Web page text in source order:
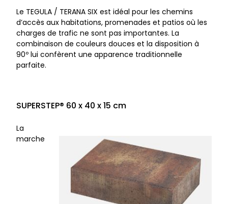
Le TEGULA / TERANA SIX est idéal pour les chemins
d’accès aux habitations, promenades et patios où les
charges de trafic ne sont pas importantes. La
combinaison de couleurs douces et la disposition à
90º lui confèrent une apparence traditionnelle
parfaite.
SUPERSTEP® 60 x 40 x 15 cm
La
marche